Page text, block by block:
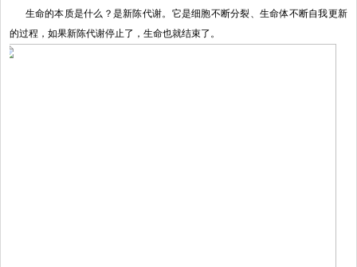
生命的本质是什么？是新陈代谢。它是细胞不断分裂、生命体不断自我更新
的过程，如果新陈代谢停止了，生命也就结束了。